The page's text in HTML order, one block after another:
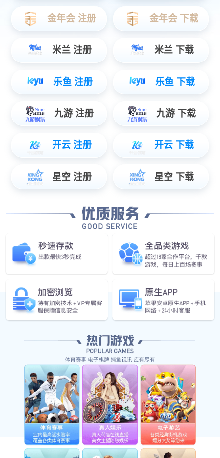
T-BOX
立即订阅
微信搜一搜
星空电竞智能
Copyright ? 2024 Shanghai Smart Control Co.,Ltd
沪ICP备06053922号-1
星空电竞
联系我们法律声明隐私政策网站地图
免费方案